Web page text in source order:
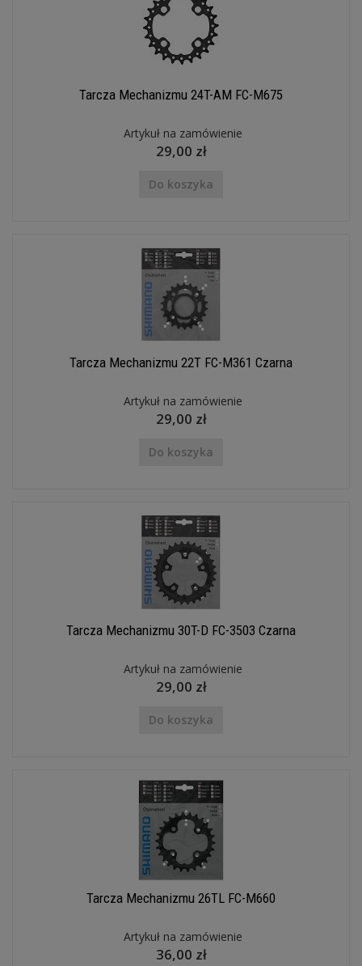
Tarcza Mechanizmu 24T-AM FC-M675
Artykuł na zamówienie
29,00 zł
Do koszyka
Tarcza Mechanizmu 22T FC-M361 Czarna
Artykuł na zamówienie
29,00 zł
Do koszyka
Tarcza Mechanizmu 30T-D FC-3503 Czarna
Artykuł na zamówienie
29,00 zł
Do koszyka
Tarcza Mechanizmu 26TL FC-M660
Artykuł na zamówienie
36,00 zł